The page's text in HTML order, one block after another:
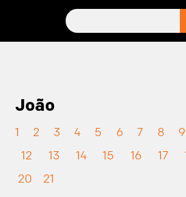
João
1 2 3 4 5 6 7 8 9
12
13 14 15 16 17
20
21